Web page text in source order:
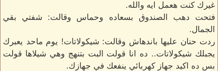
غيرك كنت هعمل ايه والله.
فتحت دهب الصندوق بسعاده وحماس وقالت: شفتي بقي
الجمال.
ردت حنان عليها باندهاش وقالت: شيكولاتات! يوم ماحد يعبرك
يجبلك شيكولاتات.. ده انا قولت البت بتنهج وهي شيلاها قولت
بس ده اكيد جهاز كهربائي ينفعك في جهازك.